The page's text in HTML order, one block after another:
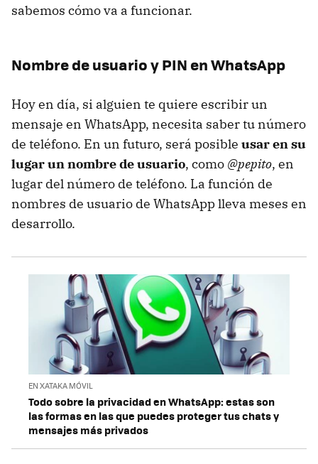
sabemos cómo va a funcionar.
Nombre de usuario y PIN en WhatsApp
Hoy en día, si alguien te quiere escribir un
mensaje en WhatsApp, necesita saber tu número
de teléfono. En un futuro, será posible usar en su
lugar un nombre de usuario, como @pepito, en
lugar del número de teléfono. La función de
nombres de usuario de WhatsApp lleva meses en
desarrollo.
EN XATAKA MÓVIL
Todo sobre la privacidad en WhatsApp: estas son
las formas en las que puedes proteger tus chats y
mensajes más privados